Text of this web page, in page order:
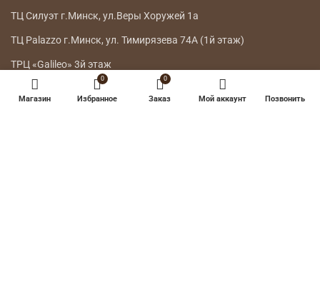
ТЦ Силуэт г.Минск, ул.Веры Хоружей 1а
ТЦ Palazzo г.Минск, ул. Тимирязева 74А (1й этаж)
ТРЦ «Galileo» 3й этаж
ГЛАВНОЕ МЕНЮ
Магазин
0
Избранное
0
Заказ Мой аккаунт Позвонить